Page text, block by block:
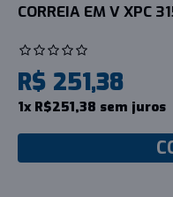
CORREIA EM V XPC
R$ 251,38
1x R$251,38 sem juros